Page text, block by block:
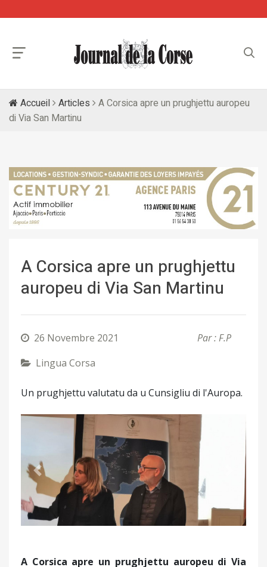
Accueil Articles
A Corsica apre un prughjettu auropeu
di Via San Martinu
A Corsica apre un prughjettu
auropeu di Via San Martinu
26 Novembre 2021
Par : F.P
Lingua Corsa
Un prughjettu valutatu da u Cunsigliu di l'Auropa.
Précédent Suivant
A Corsica apre un prughjettu auropeu di Via